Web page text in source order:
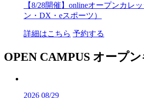
【8/28開催】onlineオープンカレ
ン・DX・eスポーツ）
詳細はこちら 予約する
OPEN CAMPUS オープ
2026 08/29